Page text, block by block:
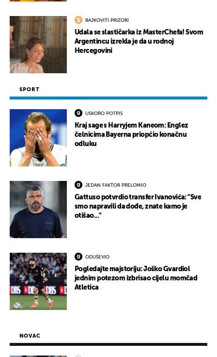
BAJKOVITI PRIZORI
Udala se slastičarka iz MasterChefa! Svom
Argentincu izrekla je da u rodnoj
Hercegovini
SPORT
USKORO POTPIS
Kraj sage s Harryjem Kaneom: Englez
čelnicima Bayerna priopćio konačnu
odluku
JEDAN FAKTOR PRELOMIO
Gattuso potvrdio transfer Ivanovića: "Sve
smo napravili da dođe, znate kamo je
otišao..."
ODUŠEVIO
Pogledajte majstoriju: Joško Gvardiol
jednim potezom izbrisao cijelu momčad
Atletica
NOVAC